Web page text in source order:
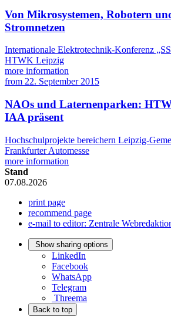
Von Mikrosystemen, Robotern
Stromnetzen
Internationale Elektrotechnik-Konferenz
HTWK Leipzig
more information
from 22. September 2015
NAOs und Laternenparken:
IAA präsent
Hochschulprojekte bereichern Leipzig-
Frankfurter Automesse
more information
Stand
07.08.2026
print page
recommend page
e-mail to editor: Zentrale
Show sharing options
LinkedIn
Facebook
WhatsApp
Telegram
Threema
Back to top